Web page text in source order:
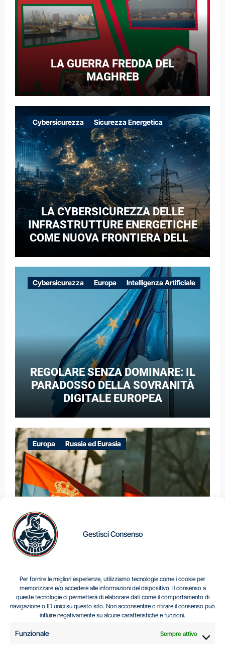
Gestisci Consenso
Per fornire le migliori esperienze, utilizziamo tecnologie come i cookie per
memorizzare e/o accedere alle informazioni del dispositivo. Il consenso a
queste tecnologie ci permetterà di elaborare dati come il comportamento di
navigazione o ID unici su questo sito. Non acconsentire o ritirare il consenso può
influire negativamente su alcune caratteristiche e funzioni.
Funzionale Sempre attivo
LA GUERRA FREDDA DEL
MAGHREB
Cybersicurezza Sicurezza Energetica
LA CYBERSICUREZZA DELLE
INFRASTRUTTURE ENERGETICHE
COME NUOVA FRONTIERA DELLA
CASO DELLE RETI ELETTRICHE
EUROPEE NEL CONTESTO DELLA
GUERRA IBRIDA
Cybersicurezza Europa Intelligenza Artificiale
REGOLARE SENZA DOMINARE: IL
PARADOSSO DELLA SOVRANITÀ
DIGITALE EUROPEA
Europa Russia ed Eurasia
Centro Analisi e Studi Italus © Tutti i diritti riservati